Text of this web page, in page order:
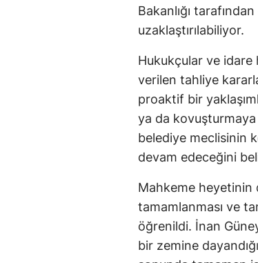
Bakanlığı
uzaklaştırılabiliyor.
Hukukçular ve idare
verilen tahliye
proaktif bir
ya da kovuşturmaya
belediye meclisinin
devam edeceğini
Mahkeme heyetinin
tamamlanması ve
öğrenildi. İnan
bir zemine